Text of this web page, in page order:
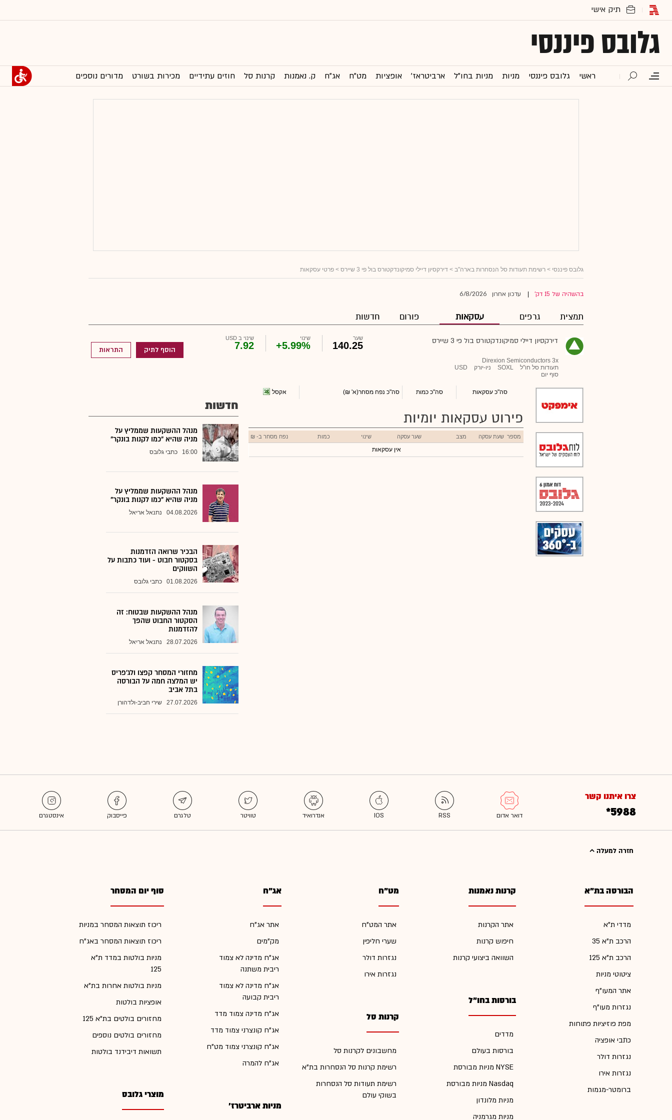
גלובס פיננסי
ראשי גלובס פיננסי מניות מניות בחו"ל ארביטראז' אופציות מט"ח אג"ח ק. נאמנות קרנות סל חוזים עתידיים מכירות בשורט מדורים נוספים
גלובס פיננסי > רשימת תעודות סל הנסחרות בארה"ב > דירקסיון דיילי סמיקונדקטורס בול פי 3 שיירס > פרטי עסקאות
בהשהיה של 15 דק' עדכון אחרון 6/8/2026
תמצית גרפים עסקאות פורום חדשות
דירקסיון דיילי סמיקונדקטורס בול פי 3 שיירס
Direxion Semiconductors 3x
תעודות סל חו"ל
SOXL ניו-יורק
USD
סוף יום
שער
140.25
שינוי
+5.99%
שינוי ב USD
7.92 הוסף לתיק התראות
סה"כ עסקאות סה"כ כמות סה"כ נפח מסחר(א' ₪) אקסל
פירוט עסקאות יומיות
מספר שעת עסקה מצב שער עסקה שינוי כמות נפח מסחר ב- ₪
אין עסקאות
חדשות
מנהל ההשקעות שממליץ על
מניה שהיא "כמו לקנות בונקר"
16:00 כתבי גלובס
מנהל ההשקעות שממליץ על
מניה שהיא "כמו לקנות בונקר"
04.08.2026 נתנאל אריאל
הבכיר שרואה הזדמנות
בסקטור חבוט - ועוד כתבות על
השווקים
01.08.2026 כתבי גלובס
מנהל ההשקעות שבטוח: זה
הסקטור החבוט שהפך
להזדמנות
28.07.2026 נתנאל אריאל
מחזורי המסחר קפצו ולג'פריס
יש המלצה חמה על הבורסה
בתל אביב
27.07.2026 שירי חביב-ולדהורן
צרו איתנו קשר
*5988
חזרה למעלה
הבורסה בת"א
מדדי ת"א
הרכב ת"א 35
הרכב ת"א 125
ציטוטי מניות
אתר המעו"ף
נגזרות מעו"ף
מפת פוזיציות פתוחות
כתבי אופציה
נגזרות דולר
נגזרות אירו
ברומטר-מגמות
קרנות נאמנות
אתר הקרנות
חיפוש קרנות
השוואה ביצועי קרנות
בורסות בחו"ל
מדדים
בורסות בעולם
מניות מבורסת NYSE
מניות מבורסת Nasdaq
מניות מלונדון
מניות מגרמניה
מט"ח
אתר המט"ח
שערי חליפין
נגזרות דולר
נגזרות אירו
קרנות סל
מחשבונים לקרנות סל
רשימת קרנות סל הנסחרות בת"א
רשימת תעודות סל הנסחרות
בשוקי עולם
אג"ח
אתר אג"ח
מק"מים
אג"ח מדינה לא צמוד
ריבית משתנה
אג"ח מדינה לא צמוד
ריבית קבועה
אג"ח מדינה צמוד מדד
אג"ח קונצרני צמוד מדד
אג"ח קונצרני צמוד מט"ח
אג"ח להמרה
מניות ארביטרז'
סוף יום המסחר
ריכוז תוצאות המסחר במניות
ריכוז תוצאות המסחר באג"ח
מניות בולטות במדד ת"א
125
מניות בולטות אחרות בת"א
אופציות בולטות
מחזורים בולטים בת"א 125
מחזורים בולטים נוספים
תשואות דיבידנד בולטות
מוצרי גלובס